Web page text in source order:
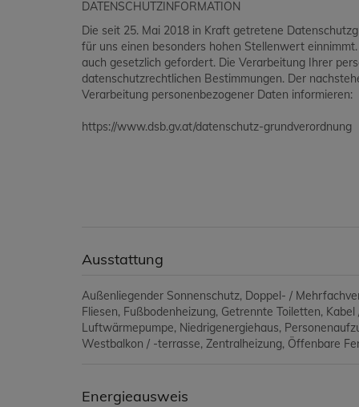
DATENSCHUTZINFORMATION
Die seit 25. Mai 2018 in Kraft getretene
für uns einen besonders hohen Stellenwert
auch gesetzlich gefordert. Die Verarbeitung Ihrer
datenschutzrechtlichen Bestimmungen. Der
Verarbeitung personenbezogener Daten informieren:
https://www.dsb.gv.at/datenschutz-grundverordnung
Ausstattung
Außenliegender Sonnenschutz Doppel- /
Fliesen Fußbodenheizung Getrennte Toiletten
Luftwärmepumpe Niedrigenergiehaus
Westbalkon / -terrasse Zentralheizung Öffenbare
Energieausweis